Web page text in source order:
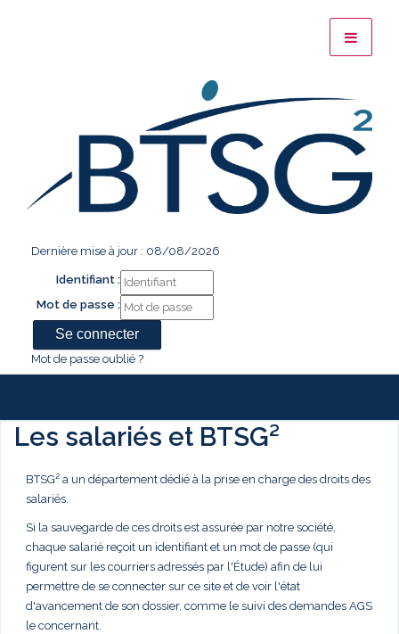
Dernière mise à jour : 08/08/2026
Identifiant :
Mot de passe :
Mot de passe oublié ?
Les salariés et BTSG²
BTSG² a un département dédié à la prise en charge des droits des
salariés.
Si la sauvegarde de ces droits est assurée par notre société,
chaque salarié reçoit un identifiant et un mot de passe (qui
figurent sur les courriers adressés par l'Étude) afin de lui
permettre de se connecter sur ce site et de voir l'état
d'avancement de son dossier, comme le suivi des demandes AGS
le concernant.